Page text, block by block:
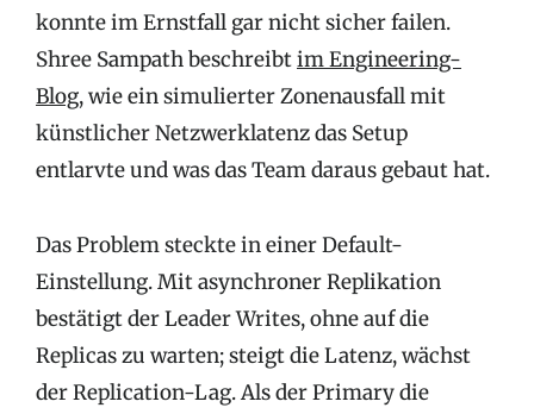
konnte im Ernstfall gar nicht sicher failen.
Shree Sampath beschreibtim Engineering-
Blog, wie ein simulierter Zonenausfall mit
künstlicher Netzwerklatenz das Setup
entlarvte und was das Team daraus gebaut hat.
Das Problem steckte in einer Default-
Einstellung. Mit asynchroner Replikation
bestätigt der Leader Writes, ohne auf die
Replicas zu warten; steigt die Latenz, wächst
der Replication-Lag. Als der Primary die